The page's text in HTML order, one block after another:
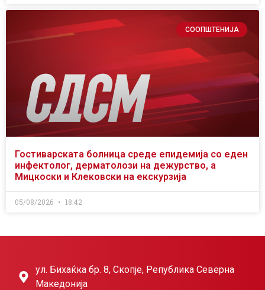
СООПШТЕНИЈА
Гостиварската болница среде епидемија со еден
инфектолог, дерматолози на дежурство, а
Мицкоски и Клековски на екскурзија
05/08/2026 18:42
ул. Бихаќка бр. 8, Скопје, Република Северна
Македонија